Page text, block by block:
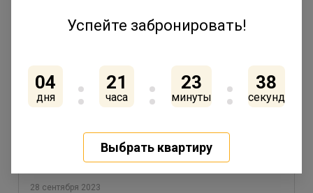
Янила - ход строительства. Август-
28 сентября 2023
IQ Гатчина - ход строительства. Август-
Сентябрь 2023
28 сентября 2023
Успейте забронировать!
04
дня
21
часа
23
минуты
38
секунд
Выбрать квартиру